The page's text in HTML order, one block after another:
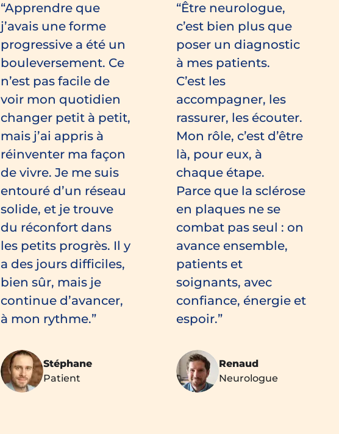
Apprendre que
j’avais une forme
progressive a été un
bouleversement. Ce
n’est pas facile de
voir mon quotidien
changer petit à petit,
mais j’ai appris à
réinventer ma façon
de vivre. Je me suis
entouré d’un réseau
solide, et je trouve
du réconfort dans
les petits progrès. Il y
a des jours difficiles,
bien sûr, mais je
continue d’avancer,
à mon rythme.
Stéphane
Patient
Être neurologue,
c’est bien plus que
poser un diagnostic
à mes patients.
C’est les
accompagner, les
rassurer, les écouter.
Mon rôle, c’est d’être
là, pour eux, à
chaque étape.
Parce que la sclérose
en plaques ne se
combat pas seul : on
avance ensemble,
patients et
soignants, avec
confiance, énergie et
espoir.
Renaud
Neurologue